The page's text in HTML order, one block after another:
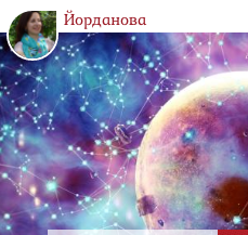
Йорданова